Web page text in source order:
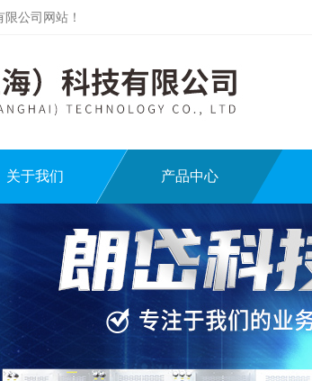
公司网站！
关于我们 产品中心